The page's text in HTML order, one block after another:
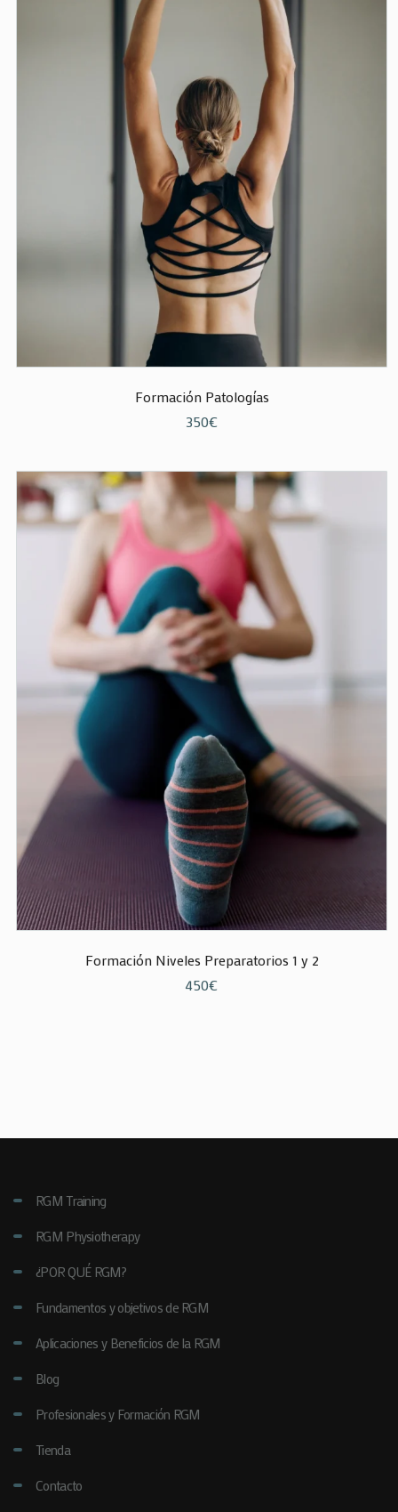
Formación Patologías
350€
Formación Niveles Preparatorios 1 y 2
450€
RGM Training
RGM Physiotherapy
¿POR QUÉ RGM?
Fundamentos y objetivos de RGM
Aplicaciones y Beneficios de la RGM
Blog
Profesionales y Formación RGM
Tienda
Contacto